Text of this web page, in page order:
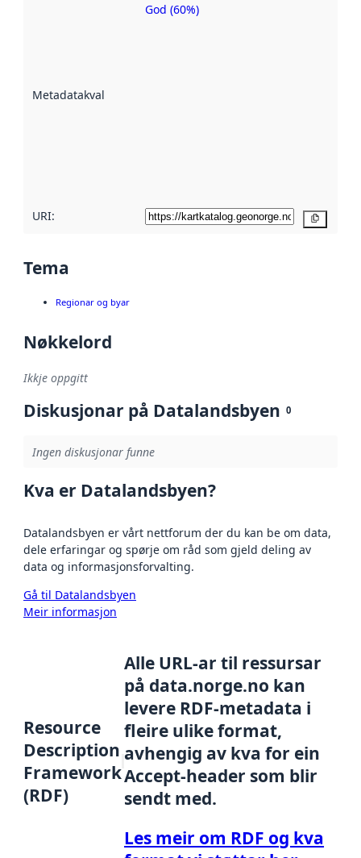
Metadatakvalitet
Metadatakvalitet
God (60%)
URI:
Tema
Regionar og byar
Nøkkelord
Ikkje oppgitt
Diskusjonar på Datalandsbyen 0
Ingen diskusjonar funne
Kva er Datalandsbyen?
Datalandsbyen er vårt nettforum der du kan be om data,
dele erfaringar og spørje om råd som gjeld deling av
data og informasjonsforvalting.
Gå til Datalandsbyen
Meir informasjon
Resource
Description
Framework
(RDF)
Alle URL-ar til ressursar
på data.norge.no kan
levere RDF-metadata i
fleire ulike format,
avhengig av kva for ein
Accept-header som blir
sendt med.
Les meir om RDF og kva